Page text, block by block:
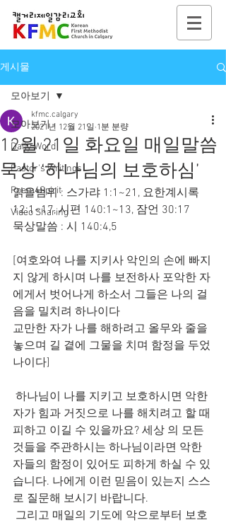
게시물
모아보기
Daily Word
Pastor's Writings
Poem4Spirit
Video Sharing
모아보기
12월 21일 화요일 매일말씀
묵상 ‘하나님의 보호하심’
kfmc.calgary
2021년 12월 21일 1분 분량
읽을범위 : 스가랴 1:1~21, 요한계시록
12:1~17, 시편 140:1~13, 잠언 30:17
묵상말씀 : 시 140:4,5
[여호와여 나를 지키사 악인의 손에 빠지
지 않게 하시며 나를 보전하사 포악한 자
에게서 벗어나게 하소서 그들은 나의 걸
음을 밀치려 하나이다
교만한 자가 나를 해하려고 올무와 줄을
놓으며 길 곁에 그물을 치며 함정을 두었
나이다]
자가 힘과 거짓으로 나를 해치려고 할 때
피하고 이길 수 있을까요? 세상 의 모든
것들을 주관하시는 하나님이라면 악한
자들의 함정이 있어도 피하게 하실 수 있
습니다. 나에게 이런 믿음이 있는지 스스
로 질문해 보시기 바랍니다.